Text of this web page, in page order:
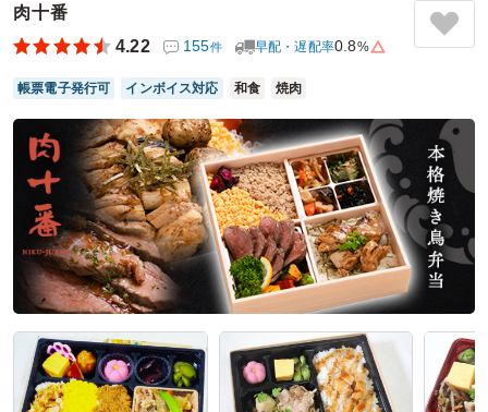
いただきありがとうございました。
ご利用シーン：会議・セミナー ›勉強会
千葉県市原市五井2026/06/18
炭焼日本鰻川三郎の口コミをもっと見る
肉十番
4.22
155件 早配・遅配率0.8%
帳票電子発行可 インボイス対応 和食 焼肉